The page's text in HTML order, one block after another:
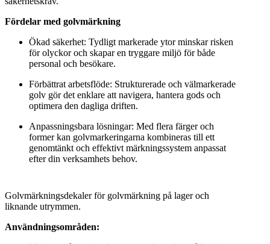
Fördelar med golvmärkning
Ökad säkerhet: Tydligt markerade ytor minskar risken
för olyckor och skapar en tryggare miljö för både
personal och besökare.
Förbättrat arbetsflöde: Strukturerade och välmarkerade
golv gör det enklare att navigera, hantera gods och
optimera den dagliga driften.
Anpassningsbara lösningar: Med flera färger och
former kan golvmarkeringarna kombineras till ett
genomtänkt och effektivt märkningssystem anpassat
efter din verksamhets behov.
Golvmärkningsdekaler för golvmärkning på lager och
liknande utrymmen.
Användningsområden: